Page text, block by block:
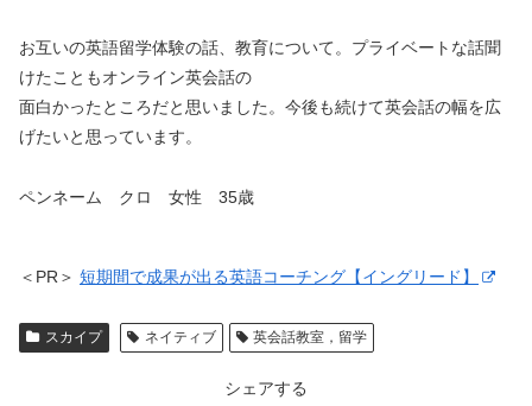
お互いの英語留学体験の話、教育について。プライベートな話聞
けたこともオンライン英会話の
面白かったところだと思いました。今後も続けて英会話の幅を広
げたいと思っています。
ペンネーム クロ 女性 35歳
＜PR＞ 短期間で成果が出る英語コーチング【イングリード】
スカイプ ネイティブ 英会話教室，留学
シェアする